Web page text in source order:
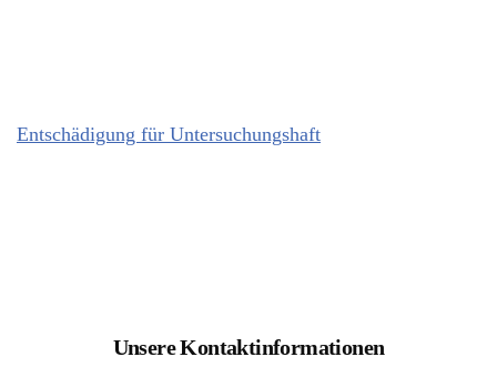
Entschädigung für Untersuchungshaft
Unsere Kontaktinformationen